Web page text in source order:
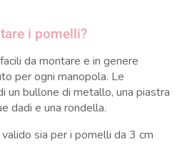
i pomelli?
da montare e in genere
per ogni manopola. Le
un bullone di metallo, una piastra
dadi e una rondella.
sia per i pomelli da 3 cm